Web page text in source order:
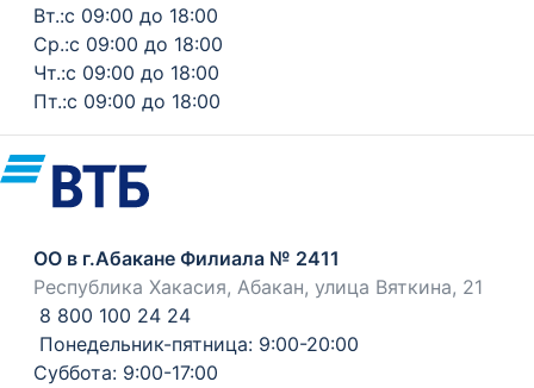
Вт.:с 09:00 до 18:00
Ср.:с 09:00 до 18:00
Чт.:с 09:00 до 18:00
Пт.:с 09:00 до 18:00
ОО в г.Абакане Филиала № 2411
Республика Хакасия, Абакан, улица Вяткина, 21
8 800 100 24 24
Понедельник-пятница: 9:00-20:00
Суббота: 9:00-17:00